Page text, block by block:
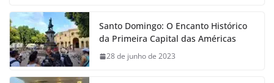
Santo Domingo: O Encanto Histórico
da Primeira Capital das Américas
28 de junho de 2023